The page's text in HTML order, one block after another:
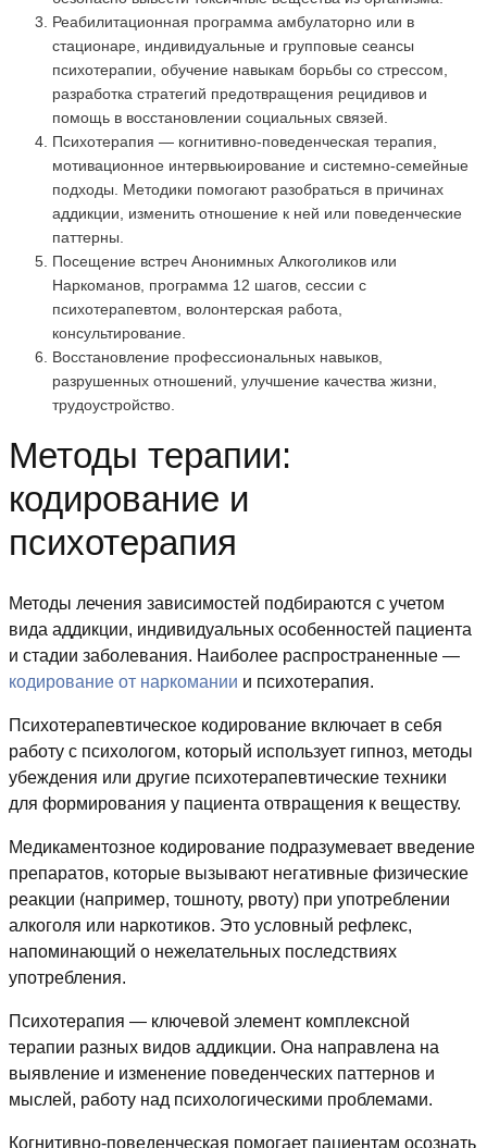
Реабилитационная программа амбулаторно или в
стационаре, индивидуальные и групповые сеансы
психотерапии, обучение навыкам борьбы со стрессом,
разработка стратегий предотвращения рецидивов и
помощь в восстановлении социальных связей.
Психотерапия — когнитивно-поведенческая терапия,
мотивационное интервьюирование и системно-семейные
подходы. Методики помогают разобраться в причинах
аддикции, изменить отношение к ней или поведенческие
паттерны.
Посещение встреч Анонимных Алкоголиков или
Наркоманов, программа 12 шагов, сессии с
психотерапевтом, волонтерская работа,
консультирование.
Восстановление профессиональных навыков,
разрушенных отношений, улучшение качества жизни,
трудоустройство.
Методы терапии:
кодирование и
психотерапия
Методы лечения зависимостей подбираются с учетом
вида аддикции, индивидуальных особенностей пациента
и стадии заболевания. Наиболее распространенные —
кодирование от наркомании и психотерапия.
Психотерапевтическое кодирование включает в себя
работу с психологом, который использует гипноз, методы
убеждения или другие психотерапевтические техники
для формирования у пациента отвращения к веществу.
Медикаментозное кодирование подразумевает введение
препаратов, которые вызывают негативные физические
реакции (например, тошноту, рвоту) при употреблении
алкоголя или наркотиков. Это условный рефлекс,
напоминающий о нежелательных последствиях
употребления.
Психотерапия — ключевой элемент комплексной
терапии разных видов аддикции. Она направлена на
выявление и изменение поведенческих паттернов и
мыслей, работу над психологическими проблемами.
Когнитивно-поведенческая помогает пациентам осознать